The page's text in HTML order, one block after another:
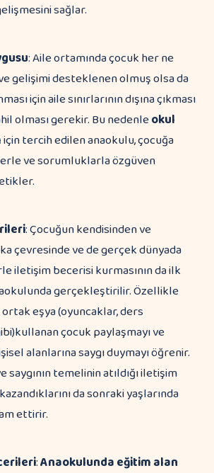
sağlar.
: Aile ortamında çocuk her ne
gelişimi desteklenen olmuş olsa da
için aile sınırlarının dışına çıkması
olması gerekir. Bu nedenleokul
için tercih edilen anaokulu, çocuğa
ve sorumluklarla özgüven
: Çocuğun kendisinden ve
çevresinde ve de gerçek dünyada
iletişim becerisi kurmasının da ilk
gerçekleştirilir. Özellikle
eşya (oyuncaklar, ders
çocuk paylaşmayı ve
alanlarına saygı duymayı öğrenir.
saygının temelinin atıldığı iletişim
da sonraki yaşlarında
ettirir.
:Anaokulunda eğitim alan